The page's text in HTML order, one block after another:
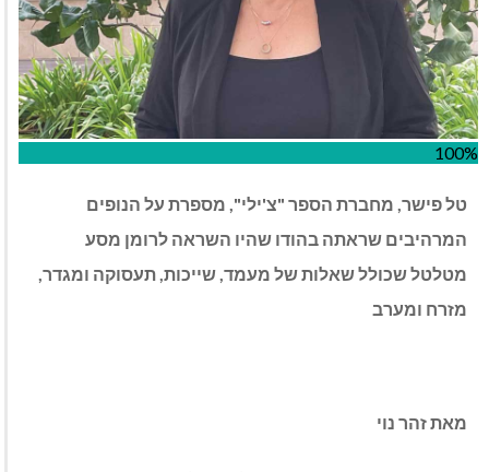
100%
טל פישר, מחברת הספר "צ'ילי", מספרת על הנופים
המרהיבים שראתה בהודו שהיו השראה לרומן מסע
מטלטל שכולל שאלות של מעמד, שייכות, תעסוקה ומגדר,
מזרח ומערב
מאת זהר נוי